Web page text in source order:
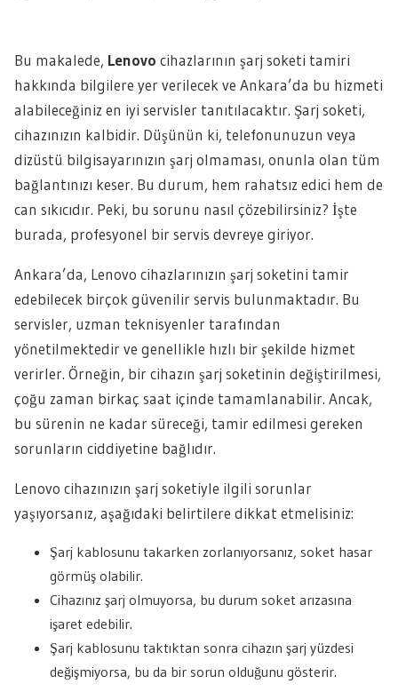
Bu makalede, Lenovo cihazlarının şarj soketi tamiri
hakkında bilgilere yer verilecek ve Ankara’da bu hizmeti
alabileceğiniz en iyi servisler tanıtılacaktır. Şarj soketi,
cihazınızın kalbidir. Düşünün ki, telefonunuzun veya
dizüstü bilgisayarınızın şarj olmaması, onunla olan tüm
bağlantınızı keser. Bu durum, hem rahatsız edici hem de
can sıkıcıdır. Peki, bu sorunu nasıl çözebilirsiniz? İşte
burada, profesyonel bir servis devreye giriyor.
Ankara’da, Lenovo cihazlarınızın şarj soketini tamir
edebilecek birçok güvenilir servis bulunmaktadır. Bu
servisler, uzman teknisyenler tarafından
yönetilmektedir ve genellikle hızlı bir şekilde hizmet
verirler. Örneğin, bir cihazın şarj soketinin değiştirilmesi,
çoğu zaman birkaç saat içinde tamamlanabilir. Ancak,
bu sürenin ne kadar süreceği, tamir edilmesi gereken
sorunların ciddiyetine bağlıdır.
Lenovo cihazınızın şarj soketiyle ilgili sorunlar
yaşıyorsanız, aşağıdaki belirtilere dikkat etmelisiniz:
Şarj kablosunu takarken zorlanıyorsanız, soket hasar
görmüş olabilir.
Cihazınız şarj olmuyorsa, bu durum soket arızasına
işaret edebilir.
Şarj kablosunu taktıktan sonra cihazın şarj yüzdesi
değişmiyorsa, bu da bir sorun olduğunu gösterir.